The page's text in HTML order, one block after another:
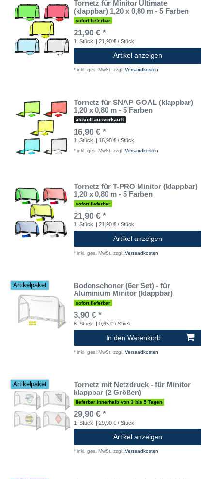
Tornetz für Minitor Ultimate
(klappbar) 1,20 x 0,80 m - 5 Farben
sofort lieferbar
21,90 € *
1 Stück | 21,90 € / Stück
Artikel anzeigen
* inkl. ges. MwSt. zzgl. Versandkosten
Tornetz für SNAP-GOAL (klappbar)
1,20 x 0,80 m - 5 Farben
aktuell ausverkauft
16,90 € *
1 Stück | 16,90 € / Stück
* inkl. ges. MwSt. zzgl. Versandkosten
Tornetz für T-PRO Minitor (klappbar)
1,20 x 0,80 m - 5 Farben
sofort lieferbar
21,90 € *
1 Stück | 21,90 € / Stück
Artikel anzeigen
* inkl. ges. MwSt. zzgl. Versandkosten
Artikelpaket
Bodenschoner (6er Set) - für
Aluminium Minitor (klappbar)
sofort lieferbar
3,90 € *
6 Stück | 0,65 € / Stück
In den Warenkorb
* inkl. ges. MwSt. zzgl. Versandkosten
Artikelpaket
Tornetz mit Netzdruck - für Minitor
klappbar (2 Größen)
lieferbar innerhalb von 3 bis 5 Tagen
29,90 € *
1 Stück | 29,90 € / Stück
Artikel anzeigen
* inkl. ges. MwSt. zzgl. Versandkosten